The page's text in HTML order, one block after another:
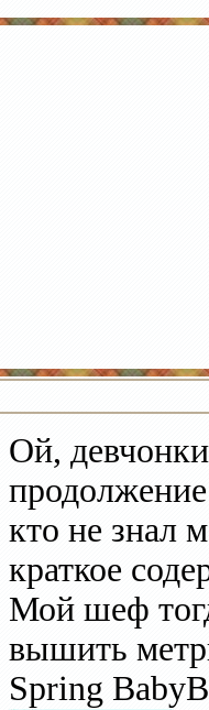
Ой,
кто не знал
краткое
Мой шеф
вышить
Spring